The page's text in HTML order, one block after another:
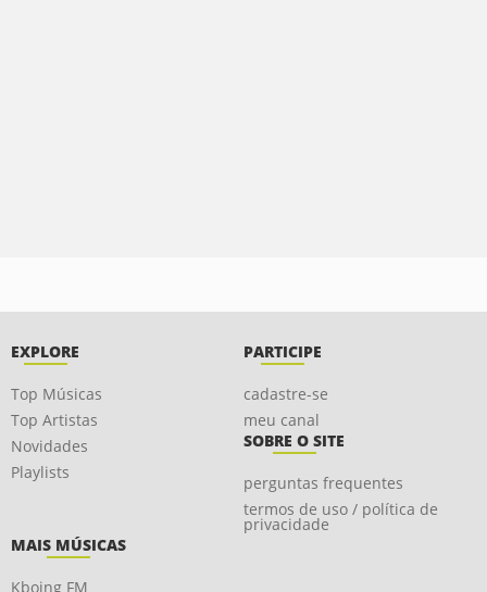
EXPLORE
Top Músicas
Top Artistas
Novidades
Playlists
PARTICIPE
cadastre-se
meu canal
SOBRE O SITE
perguntas frequentes
termos de uso / política de
privacidade
MAIS MÚSICAS
Kboing FM